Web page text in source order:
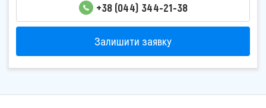
+38 (044) 344-21-38
Залишити заявку